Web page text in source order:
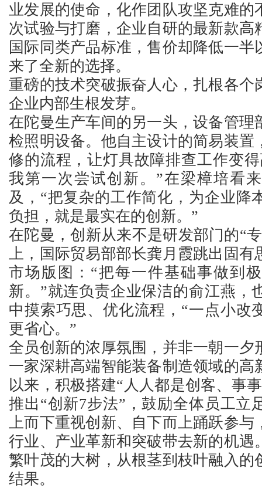
业发展的使命，化作团队攻坚克难的
次试验与打磨，企业自研的最新款高
国际同类产品标准，售价却降低一半
来了全新的选择。
重磅的技术突破振奋人心，扎根各个
企业内部生根发芽。
在陀曼生产车间的另一头，设备管理
检照明设备。他自主设计的简易装置
修的流程，让灯具故障排查工作变
我第一次尝试创新。”在梁樟培看
及，“把复杂的工作简化，为企业降
负担，就是最实在的创新。”
在陀曼，创新从来不是研发部门的“
上，国际贸易部部长龚月霞跳出固
市场版图：“把每一件基础事做到
新。”就连负责企业保洁的俞江燕，
中摸索巧思、优化流程，“一点小改
更省心。”
全员创新的浓厚氛围，并非一朝一夕
一家深耕高端智能装备制造领域的高
以来，积极搭建“人人都是创客、事
推出“创新7步法”，鼓励全体员工立
上而下重视创新、自下而上踊跃参
行业、产业革新和突破带去新的机遇
繁叶茂的大树，从根茎到枝叶融入的
结果。